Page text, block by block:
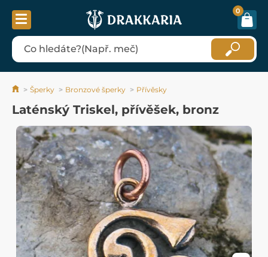
0
Šperky Bronzové šperky Přívěsky
Laténský Triskel, přívěšek, bronz